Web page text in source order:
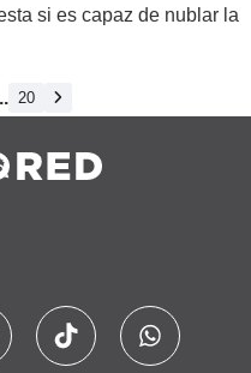
si es capaz de nublar la
20